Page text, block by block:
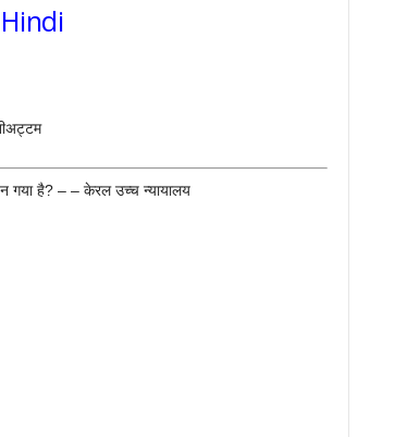
गया है? – – केरल उच्च न्यायालय